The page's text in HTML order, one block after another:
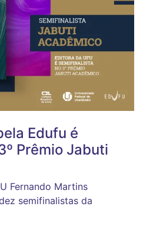
Edufu é
Prêmio Jabuti
Fernando Martins
semifinalistas da